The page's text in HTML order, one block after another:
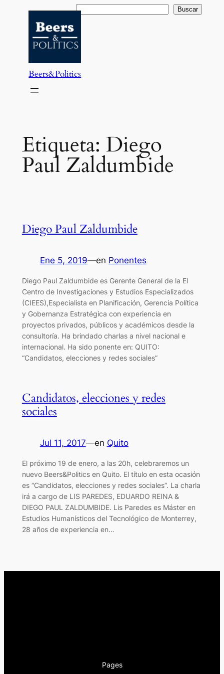
contenido
Buscar Buscar
Beers&Politics
Etiqueta: Diego
Paul Zaldumbide
Diego Paul Zaldumbide
Ene 5, 2019—en Ponentes
Diego Paul Zaldumbide es Gerente General de la El
Centro de Investigaciones y Estudios Especializados
(CIEES),Especialista en Planificación, Gerencia Política
y Gobernanza Estratégica con experiencia en
proyectos privados, públicos y académicos desde la
consultoría. Ha brindado charlas a nivel nacional e
internacional. Ha sido ponente en: QUITO:
“Candidatos, elecciones y redes sociales”
Candidatos, elecciones y redes
sociales
Jul 11, 2017—en Quito
El próximo 19 de enero, a las 20h, celebraremos un
nuevo Beers&Politics en Quito. El título en esta ocasión
es “Candidatos, elecciones y redes sociales”. La charla
irá a cargo de LIS PAREDES, EDUARDO REINA &
DIEGO PAUL ZALDUMBIDE. Lis Paredes es Máster en
Estudios Humanísticos del Tecnológico de Monterrey,
28 años de experiencia en…
Pages